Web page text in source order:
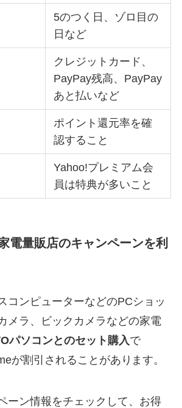
5のつく日、ゾロ目の
日など
クレジットカード、
PayPay残高、PayPay
あと払いなど
ポイント還元率を確
認すること
Yahoo!プレミアム会
員は特典が多いこと
電量販店のキャンペーンを利
コンピューターなどのPCショッ
メラ、ビックカメラなどの家電
パソコンとのセット購入で
が割引されることがあります。
ーン情報をチェックして、お得